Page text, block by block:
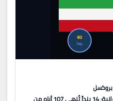
60
يوماً
بروكسل